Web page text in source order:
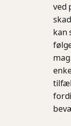
ved
kan